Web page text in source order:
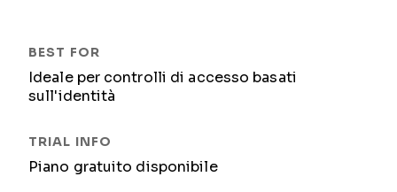
Ideale per controlli di accesso basati
sull'identità
Piano gratuito disponibile